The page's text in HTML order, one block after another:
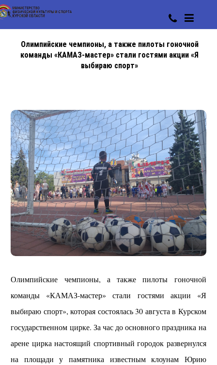
Олимпийские чемпионы, а также пилоты гоночной
команды «КАМАЗ-мастер» стали гостями акции «Я
выбираю спорт»
Олимпийские чемпионы, а также пилоты гоночной
команды «КАМАЗ-мастер» стали гостями акции «Я
выбираю спорт», которая состоялась 30 августа в Курском
государственном цирке. За час до основного праздника на
арене цирка настоящий спортивный городок развернулся
на площади у памятника известным клоунам Юрию